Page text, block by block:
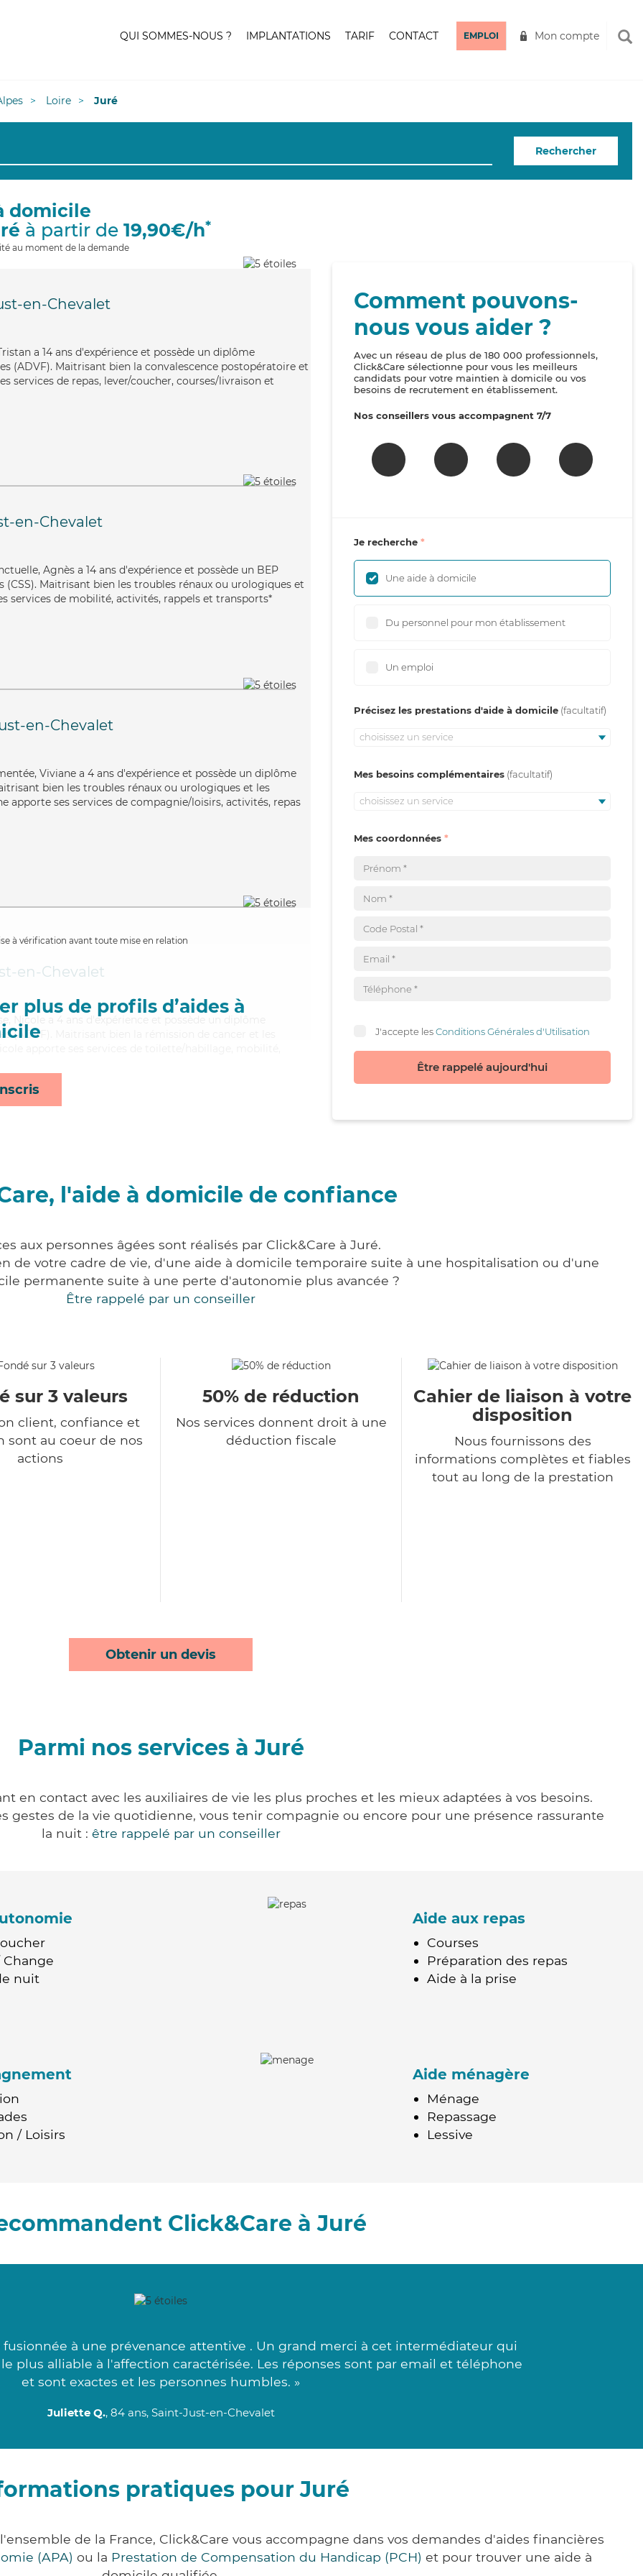
QUI SOMMES-NOUS ? IMPLANTATIONS TARIF CONTACT EMPLOI Mon compte
Loire Juré
Rechercher
domicile
à partir de 19,90€/h*
au moment de la demande
en-Chevalet
a 14 ans d'expérience et possède un diplôme
(ADVF). Maitrisant bien la convalescence postopératoire et
services de repas, lever/coucher, courses/livraison et
en-Chevalet
Agnès a 14 ans d'expérience et possède un BEP
(CSS). Maitrisant bien les troubles rénaux ou urologiques et
services de mobilité, activités, rappels et transports*
en-Chevalet
Viviane a 4 ans d'expérience et possède un diplôme
bien les troubles rénaux ou urologiques et les
apporte ses services de compagnie/loisirs, activités, repas
à vérification avant toute mise en relation
plus de profils d’aides à
en-Chevalet
Nicole a 4 ans d'expérience et possède un diplôme
(ADVF). Maitrisant bien la rémission de cancer et les
Comment pouvons-
nous vous aider ?
Avec un réseau de plus de 180 000 professionnels,
Click&Care sélectionne pour vous les meilleurs
candidats pour votre maintien à domicile ou vos
besoins de recrutement en établissement.
Nos conseillers vous accompagnent 7/7
Je recherche
Une aide à domicile
Du personnel pour mon établissement
Un emploi
Précisez les prestations d'aide à domicile
choisissez un service
Mes besoins complémentaires
choisissez un service
Mes coordonnées
J'accepte lesConditions Générales d'Utilisation
Être rappelé aujourd'hui
l'aide à domicile de confiance
aux personnes âgées sont réalisés par Click&Care à Juré.
de votre cadre de vie, d'une aide à domicile temporaire suite à une hospitalisation ou d'une
permanente suite à une perte d'autonomie plus avancée ?
Être rappelé par un conseiller
sur 3 valeurs
client, confiance et
sont au coeur de nos
actions
50% de réduction
Nos services donnent droit à une
déduction fiscale
Cahier de liaison à votre
disposition
Nous fournissons des
informations complètes et fiables
tout au long de la prestation
Obtenir un devis
Parmi nos services à Juré
en contact avec les auxiliaires de vie les plus proches et les mieux adaptées à vos besoins.
gestes de la vie quotidienne, vous tenir compagnie ou encore pour une présence rassurante
la nuit : être rappelé par un conseiller
nuit
Aide aux repas
Courses
Préparation des repas
Aide à la prise
/ Loisirs
Aide ménagère
Ménage
Repassage
Lessive
Click&Care à Juré
fusionnée à une prévenance attentive . Un grand merci à cet intermédiateur qui
plus alliable à l'affection caractérisée. Les réponses sont par email et téléphone
et sont exactes et les personnes humbles. »
Juliette Q., 84 ans, Saint-Just-en-Chevalet
pratiques pour Juré
de la France, Click&Care vous accompagne dans vos demandes d'aides financières
(APA) ou la Prestation de Compensation du Handicap (PCH) et pour trouver une aide à